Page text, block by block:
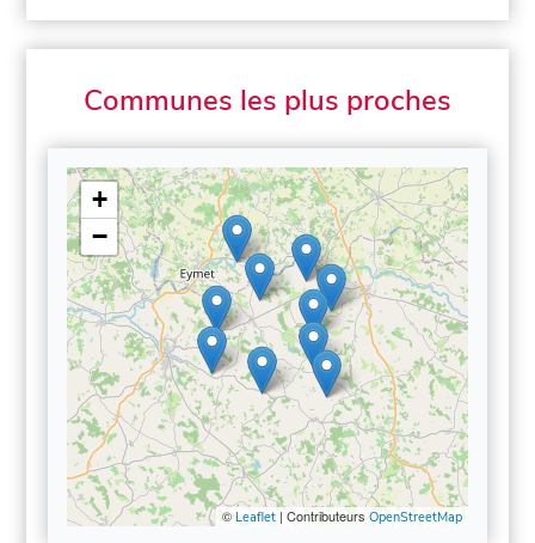
Communes les plus proches
+
−
© Leaflet| Contributeurs OpenStreetMap